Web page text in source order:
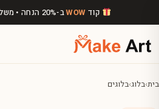
דלג לתוכן הראשי קוד WOWב-20% הנחה • משלוח חינם מעל
בית›בלוג›בלוגים